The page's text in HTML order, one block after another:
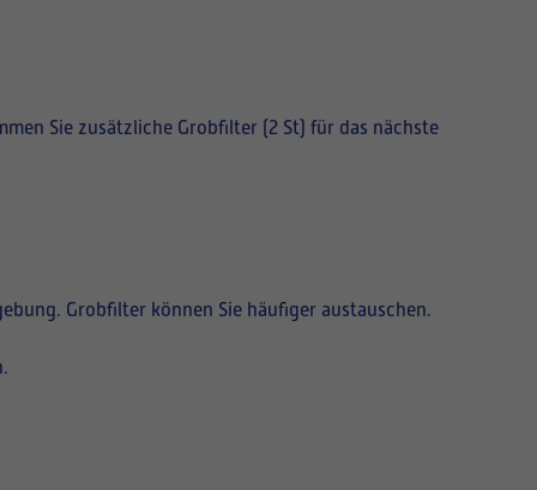
Sie zusätzliche Grobfilter (2 St) für das nächste
Grobfilter können Sie häufiger austauschen.